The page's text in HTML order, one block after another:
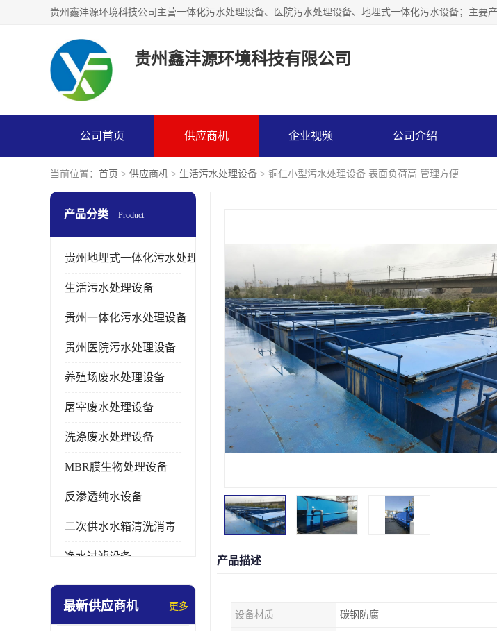
贵州鑫沣源环境科技有限公司
公司首页 供应商机 企业视频 公司介绍
当前位置： 首页 > 供应商机 > 生活污水处理设备 > 铜仁小型污水处理设备 表面负荷高 管理方便
产品分类 Product
贵州地埋式一体化污水处理设备
生活污水处理设备
贵州一体化污水处理设备
贵州医院污水处理设备
养殖场废水处理设备
屠宰废水处理设备
洗涤废水处理设备
MBR膜生物处理设备
反渗透纯水设备
二次供水水箱清洗消毒
净水过滤设备
软水设备
最新供应商机 更多
产品描述
设备材质 碳钢防腐